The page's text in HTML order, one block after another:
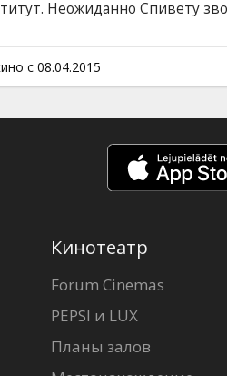
Неожиданно Спивету
из дома, но ему нужно
3D. Фильм на английском
языках. Фильм будет показан
с 08.04.2015
Кинотеатр
Forum Cinemas
PEPSI и LUX
Планы залов